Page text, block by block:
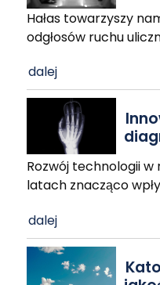
Hałas towarzyszy
odgłosów ruchu
dalej
Rozwój technologii
latach znacząco
dalej